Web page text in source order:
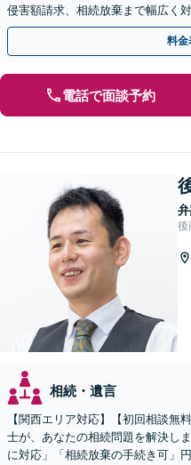
侵害額請求、相続放棄まで幅広く
間・休日面談可】【WEB面談】【
料金
電話で面談予約
後
相続・遺言
【関西エリア対応】【初回相談無
士が、あなたの相続問題を解決し
に対応」「相続放棄の手続き可」